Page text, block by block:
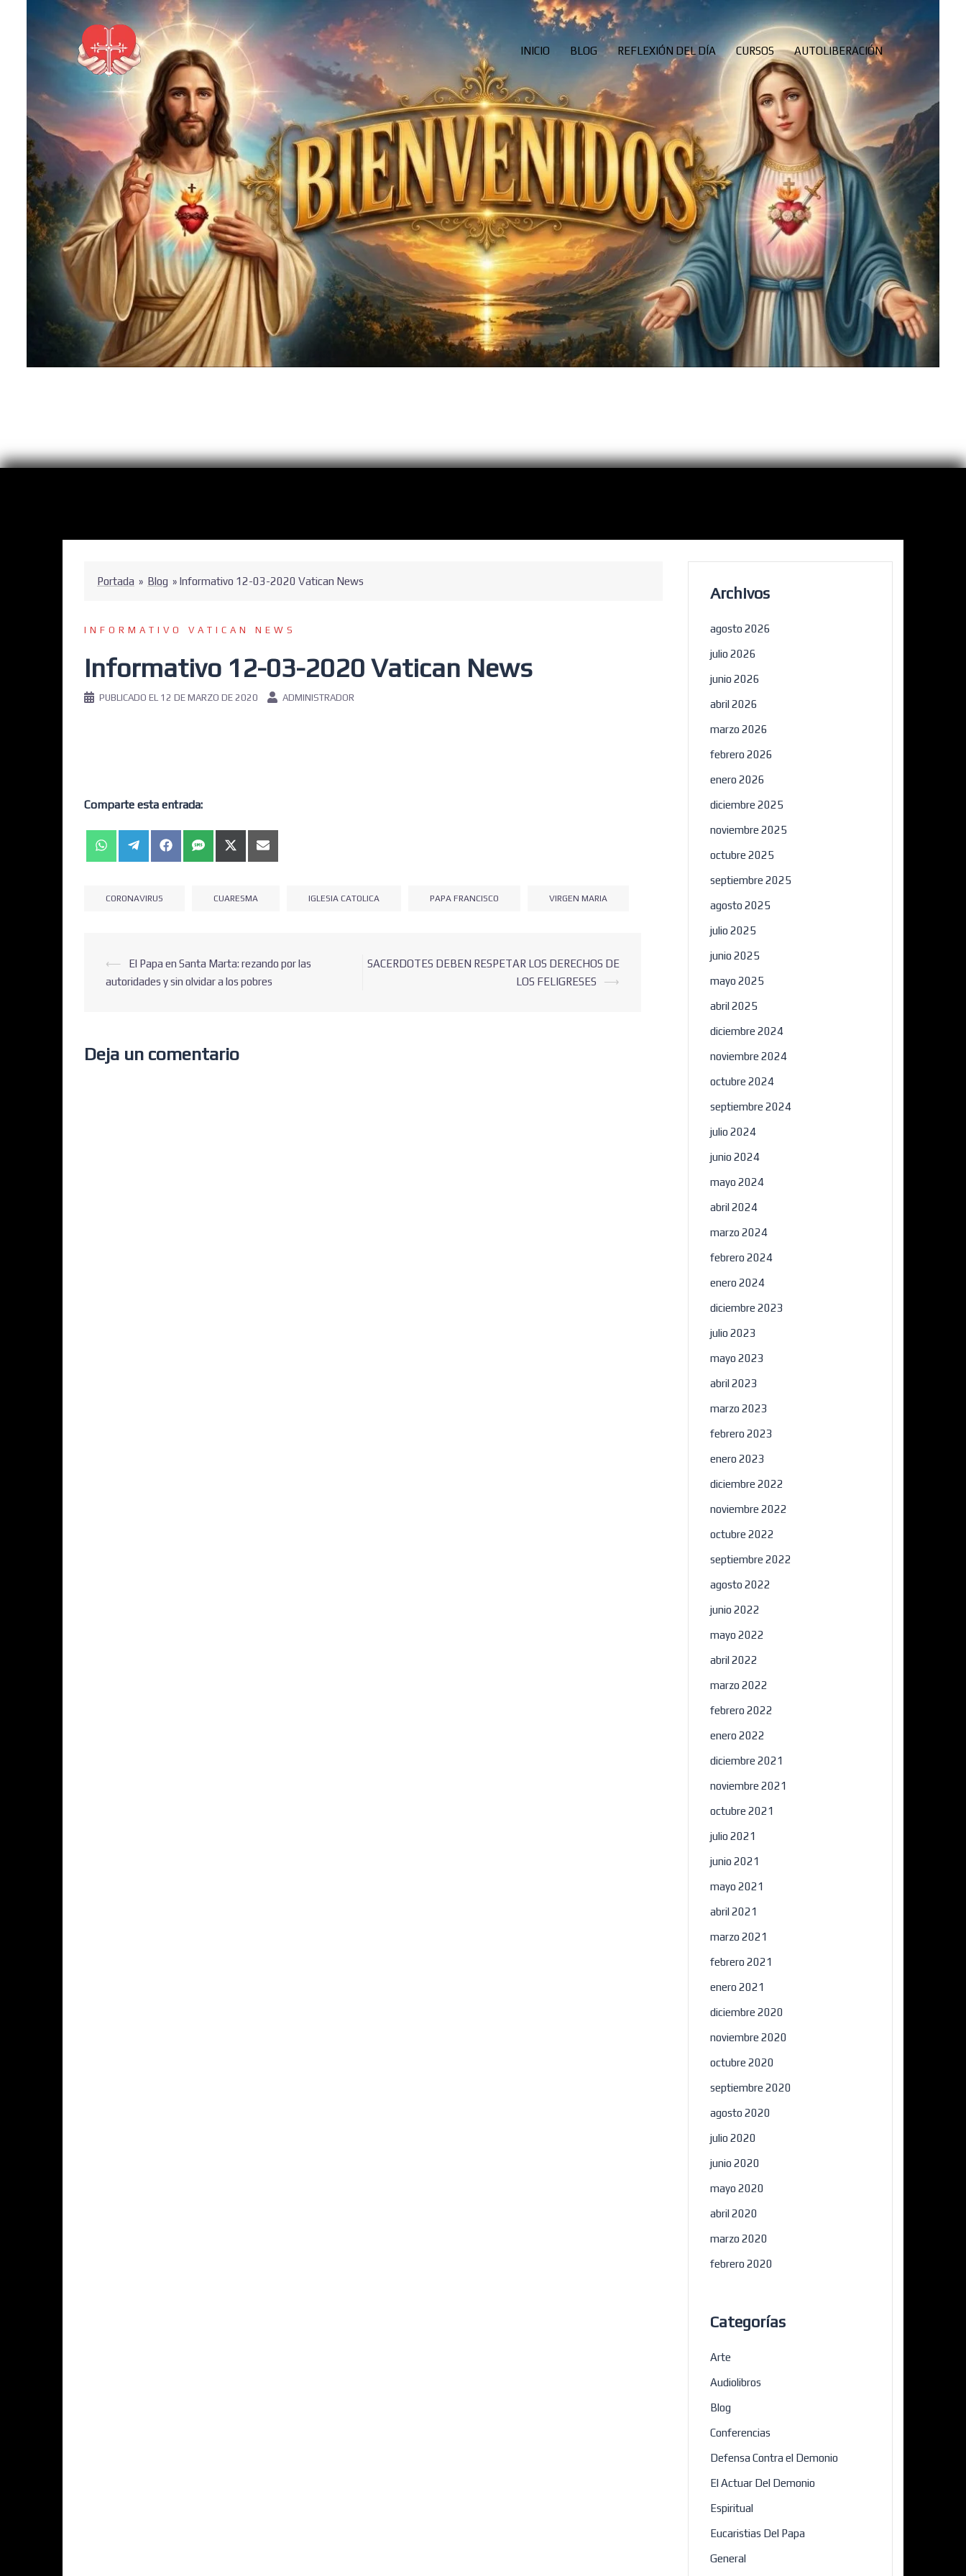
INICIO BLOG REFLEXIÓN DEL DÍA CURSOS AUTOLIBERACIÓN
Portada » Blog » Informativo 12-03-2020 Vatican News
INFORMATIVO VATICAN NEWS
Informativo 12-03-2020 Vatican News
PUBLICADO EL 12 DE MARZO DE 2020 ADMINISTRADOR
Comparte esta entrada:
CORONAVIRUS CUARESMA IGLESIA CATOLICA PAPA FRANCISCO VIRGEN MARIA
⟵
El Papa en Santa Marta: rezando por las
autoridades y sin olvidar a los pobres
SACERDOTES DEBEN RESPETAR LOS DERECHOS DE
LOS FELIGRESES
⟶
Deja un comentario
Archivos
agosto 2026
julio 2026
junio 2026
abril 2026
marzo 2026
febrero 2026
enero 2026
diciembre 2025
noviembre 2025
octubre 2025
septiembre 2025
agosto 2025
julio 2025
junio 2025
mayo 2025
abril 2025
diciembre 2024
noviembre 2024
octubre 2024
septiembre 2024
julio 2024
junio 2024
mayo 2024
abril 2024
marzo 2024
febrero 2024
enero 2024
diciembre 2023
julio 2023
mayo 2023
abril 2023
marzo 2023
febrero 2023
enero 2023
diciembre 2022
noviembre 2022
octubre 2022
septiembre 2022
agosto 2022
junio 2022
mayo 2022
abril 2022
marzo 2022
febrero 2022
enero 2022
diciembre 2021
noviembre 2021
octubre 2021
julio 2021
junio 2021
mayo 2021
abril 2021
marzo 2021
febrero 2021
enero 2021
diciembre 2020
noviembre 2020
octubre 2020
septiembre 2020
agosto 2020
julio 2020
junio 2020
mayo 2020
abril 2020
marzo 2020
febrero 2020
Categorías
Arte
Audiolibros
Blog
Conferencias
Defensa Contra el Demonio
El Actuar Del Demonio
Espiritual
Eucaristias Del Papa
General